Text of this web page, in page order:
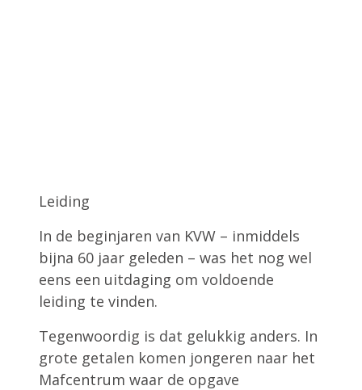
Leiding
In de beginjaren van KVW – inmiddels
bijna 60 jaar geleden – was het nog wel
eens een uitdaging om voldoende
leiding te vinden.
Tegenwoordig is dat gelukkig anders. In
grote getalen komen jongeren naar het
Mafcentrum waar de opgave